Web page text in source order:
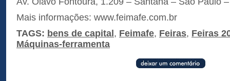
Mais informações: www.feimafe.com.br
TAGS: bens de capital , Feimafe, Feiras, Feiras
Máquinas-ferramenta